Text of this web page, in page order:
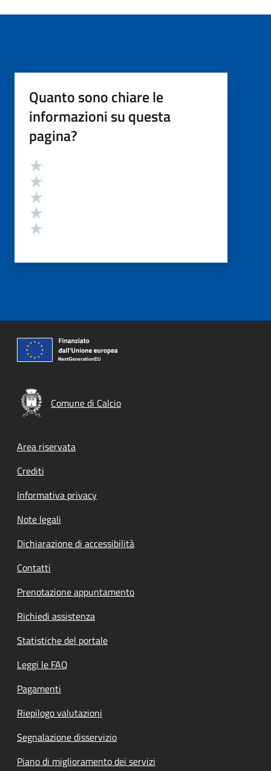
Quanto sono chiare le
informazioni su questa
pagina?
Valutazione
Comune di Calcio
Footer menu
Area riservata
Crediti
Informativa privacy
Note legali
Dichiarazione di accessibilità
Contatti
Prenotazione appuntamento
Richiedi assistenza
Statistiche del portale
Leggi le FAQ
Pagamenti
Riepilogo valutazioni
Segnalazione disservizio
Piano di miglioramento dei servizi